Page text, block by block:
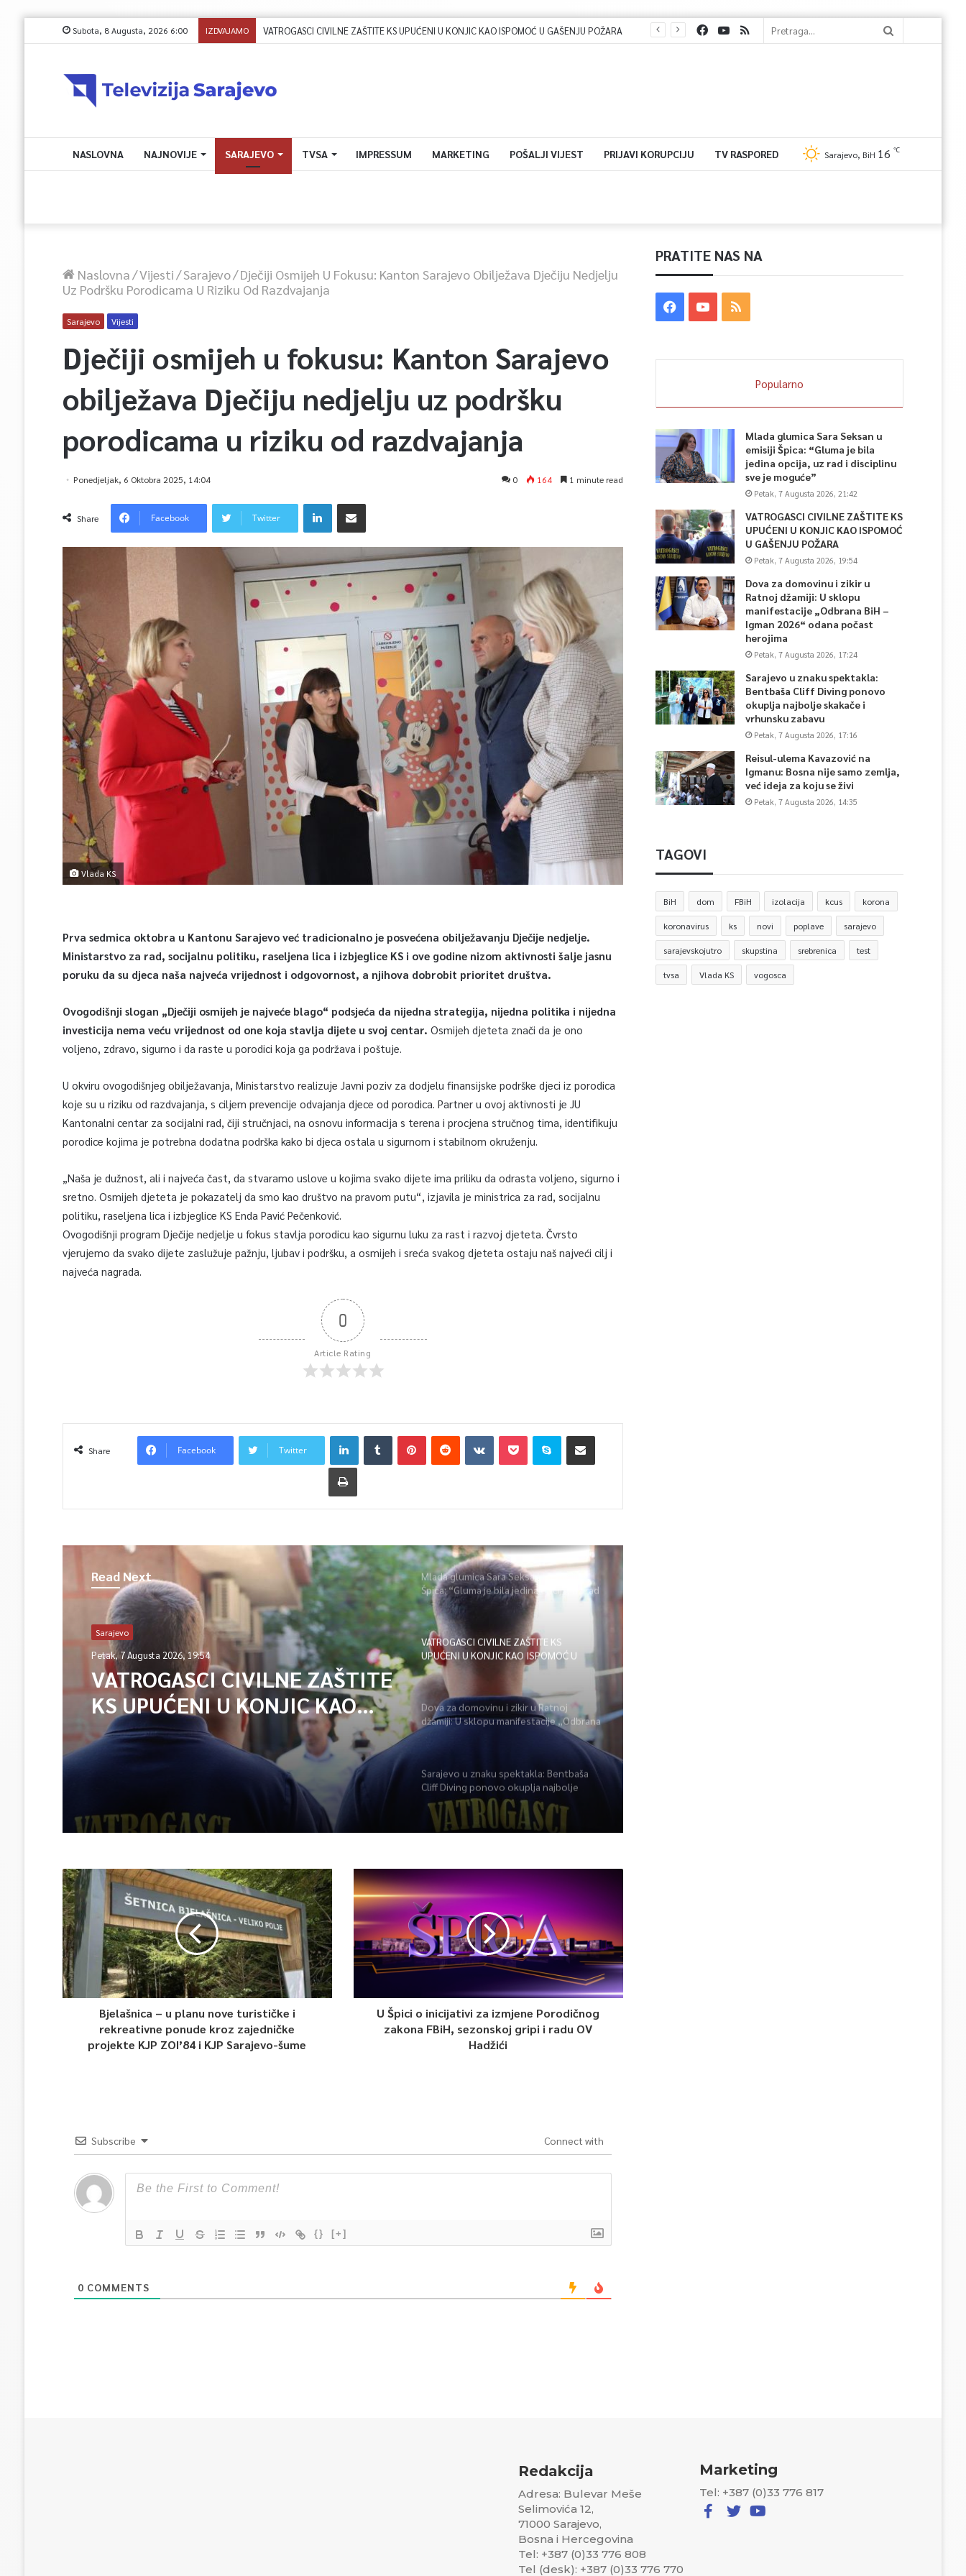
Subota, 8 Augusta, 2026 6:00 IZDVAJAMO
NASLOVNA NAJNOVIJE SARAJEVO TVSA IMPRESSUM MARKETING POŠALJI VIJEST PRIJAVI KORUPCIJU TV RASPORED Sarajevo, BiH 16 ℃
Naslovna/Vijesti/Sarajevo/Dječiji Osmijeh U Fokusu: Kanton Sarajevo Obilježava Dječiju Nedjelju
Uz Podršku Porodicama U Riziku Od Razdvajanja
Sarajevo Vijesti
Dječiji osmijeh u fokusu: Kanton Sarajevo
obilježava Dječiju nedjelju uz podršku
porodicama u riziku od razdvajanja
Ponedjeljak, 6 Oktobra 2025, 14:04 0 164 1 minute read
Share Facebook Twitter
Vlada KS
Prva sedmica oktobra u Kantonu Sarajevo već tradicionalno je posvećena obilježavanju Dječije nedjelje.
Ministarstvo za rad, socijalnu politiku, raseljena lica i izbjeglice KS i ove godine nizom aktivnosti šalje jasnu
poruku da su djeca naša najveća vrijednost i odgovornost, a njihova dobrobit prioritet društva.
Ovogodišnji slogan „Dječiji osmijeh je najveće blago“ podsjeća da nijedna strategija, nijedna politika i nijedna
investicija nema veću vrijednost od one koja stavlja dijete u svoj centar. Osmijeh djeteta znači da je ono
voljeno, zdravo, sigurno i da raste u porodici koja ga podržava i poštuje.
U okviru ovogodišnjeg obilježavanja, Ministarstvo realizuje Javni poziv za dodjelu finansijske podrške djeci iz porodica
koje su u riziku od razdvajanja, s ciljem prevencije odvajanja djece od porodica. Partner u ovoj aktivnosti je JU
Kantonalni centar za socijalni rad, čiji stručnjaci, na osnovu informacija s terena i procjena stručnog tima, identifikuju
porodice kojima je potrebna dodatna podrška kako bi djeca ostala u sigurnom i stabilnom okruženju.
„Naša je dužnost, ali i najveća čast, da stvaramo uslove u kojima svako dijete ima priliku da odrasta voljeno, sigurno i
sretno. Osmijeh djeteta je pokazatelj da smo kao društvo na pravom putu“, izjavila je ministrica za rad, socijalnu
politiku, raseljena lica i izbjeglice KS Enda Pavić Pečenković.
Ovogodišnji program Dječije nedjelje u fokus stavlja porodicu kao sigurnu luku za rast i razvoj djeteta. Čvrsto
vjerujemo da svako dijete zaslužuje pažnju, ljubav i podršku, a osmijeh i sreća svakog djeteta ostaju naš najveći cilj i
najveća nagrada.
0
Article Rating
Share Facebook Twitter
Read Next
Sarajevo
Petak, 7 Augusta 2026, 19:54
VATROGASCI CIVILNE ZAŠTITE
KS UPUĆENI U KONJIC KAO
ISPOMOĆ U GAŠENJU POŽARA
Mlada glumica Sara Seksan u emisiji
Špica: “Gluma je bila jedina opcija, uz rad
i disciplinu sve je moguće”
VATROGASCI CIVILNE ZAŠTITE KS
UPUĆENI U KONJIC KAO ISPOMOĆ U
GAŠENJU POŽARA
Dova za domovinu i zikir u Ratnoj
džamiji: U sklopu manifestacije „Odbrana
BiH – Igman 2026“ odana počast
Sarajevo u znaku spektakla: Bentbaša
Cliff Diving ponovo okuplja najbolje
skakače i vrhunsku zabavu
Bjelašnica – u planu nove turističke i
rekreativne ponude kroz zajedničke
projekte KJP ZOI’84 i KJP Sarajevo-šume
U Špici o inicijativi za izmjene Porodičnog
zakona FBiH, sezonskoj gripi i radu OV
Hadžići
Subscribe Connect with
{} [+]
0 COMMENTS
PRATITE NAS NA
Popularno
Mlada glumica Sara Seksan u
emisiji Špica: “Gluma je bila
jedina opcija, uz rad i disciplinu
sve je moguće”
Petak, 7 Augusta 2026, 21:42
VATROGASCI CIVILNE ZAŠTITE KS
UPUĆENI U KONJIC KAO ISPOMOĆ
U GAŠENJU POŽARA
Petak, 7 Augusta 2026, 19:54
Dova za domovinu i zikir u
Ratnoj džamiji: U sklopu
manifestacije „Odbrana BiH –
Igman 2026“ odana počast
herojima
Petak, 7 Augusta 2026, 17:24
Sarajevo u znaku spektakla:
Bentbaša Cliff Diving ponovo
okuplja najbolje skakače i
vrhunsku zabavu
Petak, 7 Augusta 2026, 17:16
Reisul-ulema Kavazović na
Igmanu: Bosna nije samo zemlja,
već ideja za koju se živi
Petak, 7 Augusta 2026, 14:35
TAGOVI
BiH dom FBiH izolacija kcus korona
koronavirus ks novi poplave sarajevo
sarajevskojutro skupstina srebrenica test
tvsa Vlada KS vogosca
Redakcija
Adresa: Bulevar Meše
Selimovića 12,
71000 Sarajevo,
Bosna i Hercegovina
Tel: +387 (0)33 776 808
Tel (desk): +387 (0)33 776 770
Marketing
Tel: +387 (0)33 776 817